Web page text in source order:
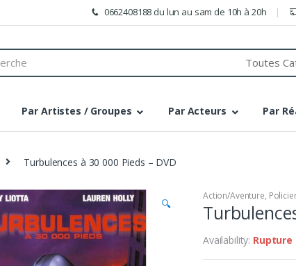
0662408188 du lun au sam de 10h à 20h
Par Artistes / Groupes Par Acteurs Par
Turbulences à 30 000 Pieds – DVD
🔍
Action/Aventure,
Availability: